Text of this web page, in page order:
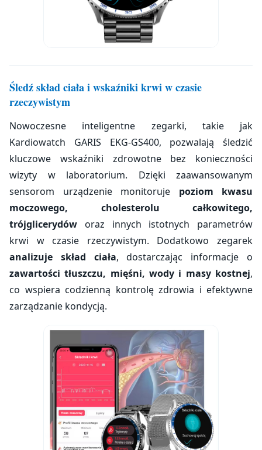
Śledź skład ciała i wskaźniki krwi w czasie
rzeczywistym
Nowoczesne inteligentne zegarki, takie jak
Kardiowatch GARIS EKG-GS400, pozwalają śledzić
kluczowe wskaźniki zdrowotne bez konieczności
wizyty w laboratorium. Dzięki zaawansowanym
sensorom urządzenie monitoruje poziom kwasu
moczowego, cholesterolu całkowitego,
trójglicerydów oraz innych istotnych parametrów
krwi w czasie rzeczywistym. Dodatkowo zegarek
analizuje skład ciała, dostarczając informacje o
zawartości tłuszczu, mięśni, wody i masy kostnej,
co wspiera codzienną kontrolę zdrowia i efektywne
zarządzanie kondycją.